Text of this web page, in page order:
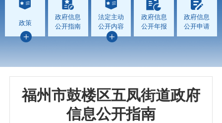
政策
政府信息
公开指南
法定主动
公开内容
政府信息
公开年报
政府信息
公开申请
福州市鼓楼区五凤街道政府
信息公开指南